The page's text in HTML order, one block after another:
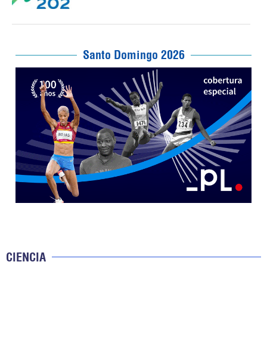
Santo Domingo 2026
CIENCIA